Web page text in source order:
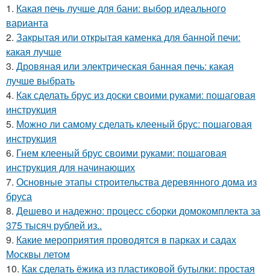
1. Какая печь лучше для бани: выбор идеального
варианта
2. Закрытая или открытая каменка для банной печи:
какая лучше
3. Дровяная или электрическая банная печь: какая
лучше выбрать
4. Как сделать брус из доски своими руками: пошаговая
инструкция
5. Можно ли самому сделать клееный брус: пошаговая
инструкция
6. Гнем клееный брус своими руками: пошаговая
инструкция для начинающих
7. Основные этапы строительства деревянного дома из
бруса
8. Дешево и надежно: процесс сборки домокомплекта за
375 тысяч рублей из..
9. Какие мероприятия проводятся в парках и садах
Москвы летом
10. Как сделать ёжика из пластиковой бутылки: простая